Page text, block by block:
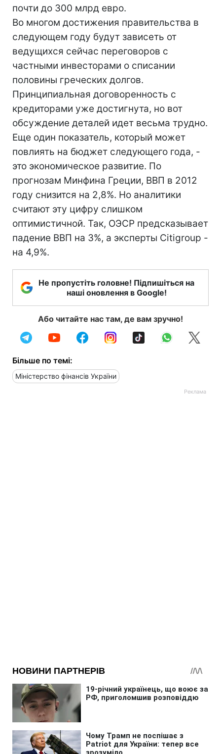
почти до 300 млрд евро.
Во многом достижения правительства в
следующем году будут зависеть от
ведущихся сейчас переговоров с
частными инвесторами о списании
половины греческих долгов.
Принципиальная договоренность с
кредиторами уже достигнута, но вот
обсуждение деталей идет весьма трудно.
Еще один показатель, который может
повлиять на бюджет следующего года, -
это экономическое развитие. По
прогнозам Минфина Греции, ВВП в 2012
году снизится на 2,8%. Но аналитики
считают эту цифру слишком
оптимистичной. Так, ОЭСР предсказывает
падение ВВП на 3%, а эксперты Citigroup -
на 4,9%.
Не пропустіть головне! Підпишіться на
наші оновлення в Google!
Або читайте нас там, де вам зручно!
Більше по темі:
Міністерство фінансів України